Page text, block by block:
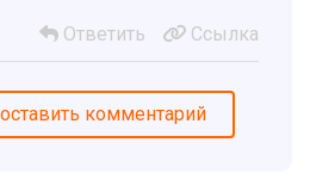
Ответить
Ссылка
комментарий